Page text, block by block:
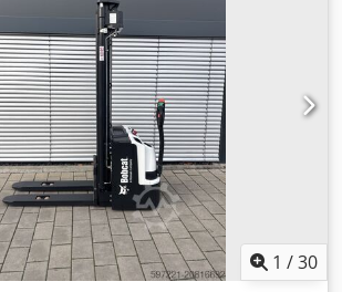
Rroi Aef Caractéristiques de la
Ah.
1 /30